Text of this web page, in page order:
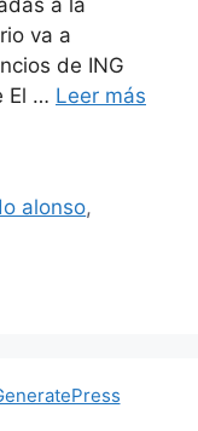
va a
de ING
El … Leer más
alonso,